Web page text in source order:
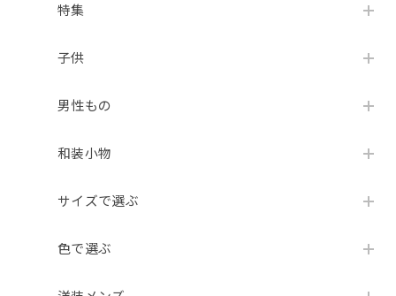
特集
子供
男性もの
和装小物
サイズで選ぶ
色で選ぶ